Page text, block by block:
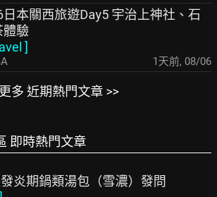
日本關西旅遊Day5 宇治上神社、石
體驗
]
1天前, 08/06
更多 近期熱門文章 >>
即時熱門文章
炎期鍋類湯包（雪濃）發問